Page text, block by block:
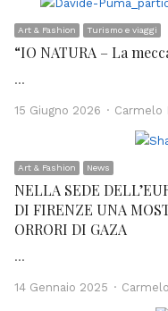
Art & Fashion Turismo e viaggi
“IO NATURA – La
…
15 Giugno 2026 Author
Carmelo
Art & Fashion News
NELLA SEDE
DI FIRENZE UNA
ORRORI DI GAZA
…
14 Gennaio 2025 Author